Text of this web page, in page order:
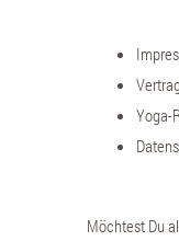
Yoga-
Möchtest Du